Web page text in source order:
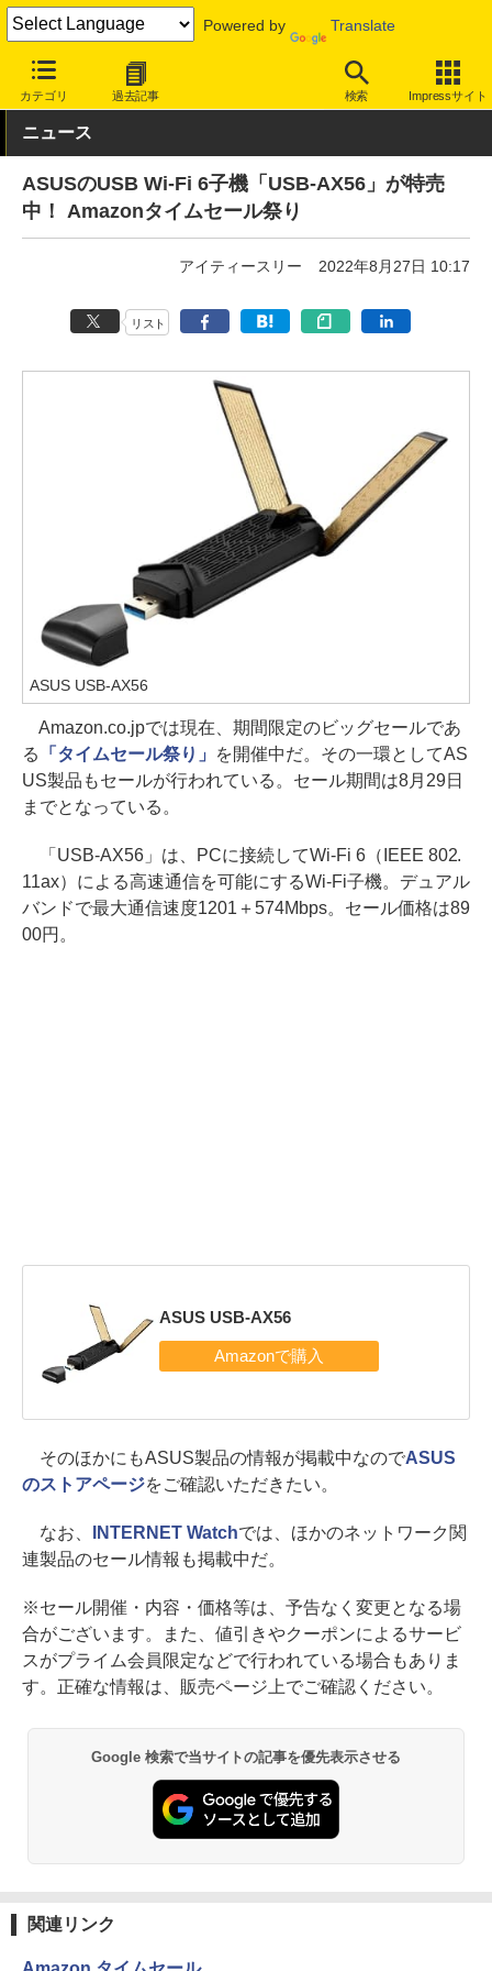
Powered by Translate
カテゴリ 過去記事 検索 Impressサイト
INTERNET Watch セール情報
ニュース
ASUSのUSB Wi-Fi 6子機「USB-AX56」が特売
中！ Amazonタイムセール祭り
アイティースリー 2022年8月27日 10:17
リスト
ASUS USB-AX56
Amazon.co.jpでは現在、期間限定のビッグセールであ
る
「タイムセール祭り」
を開催中だ。その一環としてAS
US製品もセールが行われている。セール期間は8月29日
までとなっている。
「USB-AX56」は、PCに接続してWi-Fi 6（IEEE 802.
11ax）による高速通信を可能にするWi-Fi子機。デュアル
バンドで最大通信速度1201＋574Mbps。セール価格は89
00円。
ASUS USB-AX56
そのほかにもASUS製品の情報が掲載中なのでASUS
のストアページをご確認いただきたい。
なお、 INTERNET Watchでは、ほかのネットワーク関
連製品のセール情報も掲載中だ。
※セール開催・内容・価格等は、予告なく変更となる場
合がございます。また、値引きやクーポンによるサービ
スがプライム会員限定などで行われている場合もありま
す。正確な情報は、販売ページ上でご確認ください。
Google 検索で当サイトの記事を優先表示させる
関連リンク